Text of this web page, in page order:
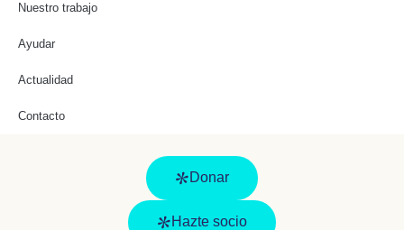
Nuestro trabajo
Ayudar
Actualidad
Contacto
Donar
Hazte socio